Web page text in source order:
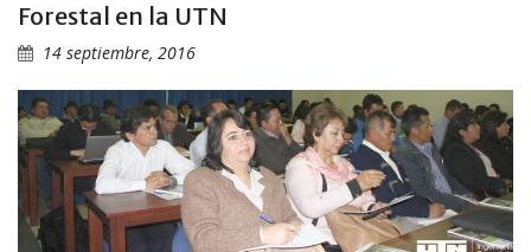
Forestal en la UTN
14 septiembre, 2016